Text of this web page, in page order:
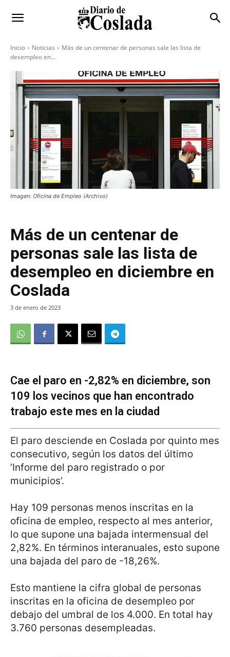
Inicio Noticias
Más de un centenar de personas sale las lista de
desempleo en...
Imagen: Oficina de Empleo (Archivo)
Más de un centenar de
personas sale las lista de
desempleo en diciembre en
Coslada
3 de enero de 2023
Cae el paro en -2,82% en diciembre, son
109 los vecinos que han encontrado
trabajo este mes en la ciudad
El paro desciende en Coslada por quinto mes
consecutivo, según los datos del último
‘Informe del paro registrado o por
municipios’.
Hay 109 personas menos inscritas en la
oficina de empleo, respecto al mes anterior,
lo que supone una bajada intermensual del
2,82%. En términos interanuales, esto supone
una bajada del paro de -18,26%.
Esto mantiene la cifra global de personas
inscritas en la oficina de desempleo por
debajo del umbral de los 4.000. En total hay
3.760 personas desempleadas.